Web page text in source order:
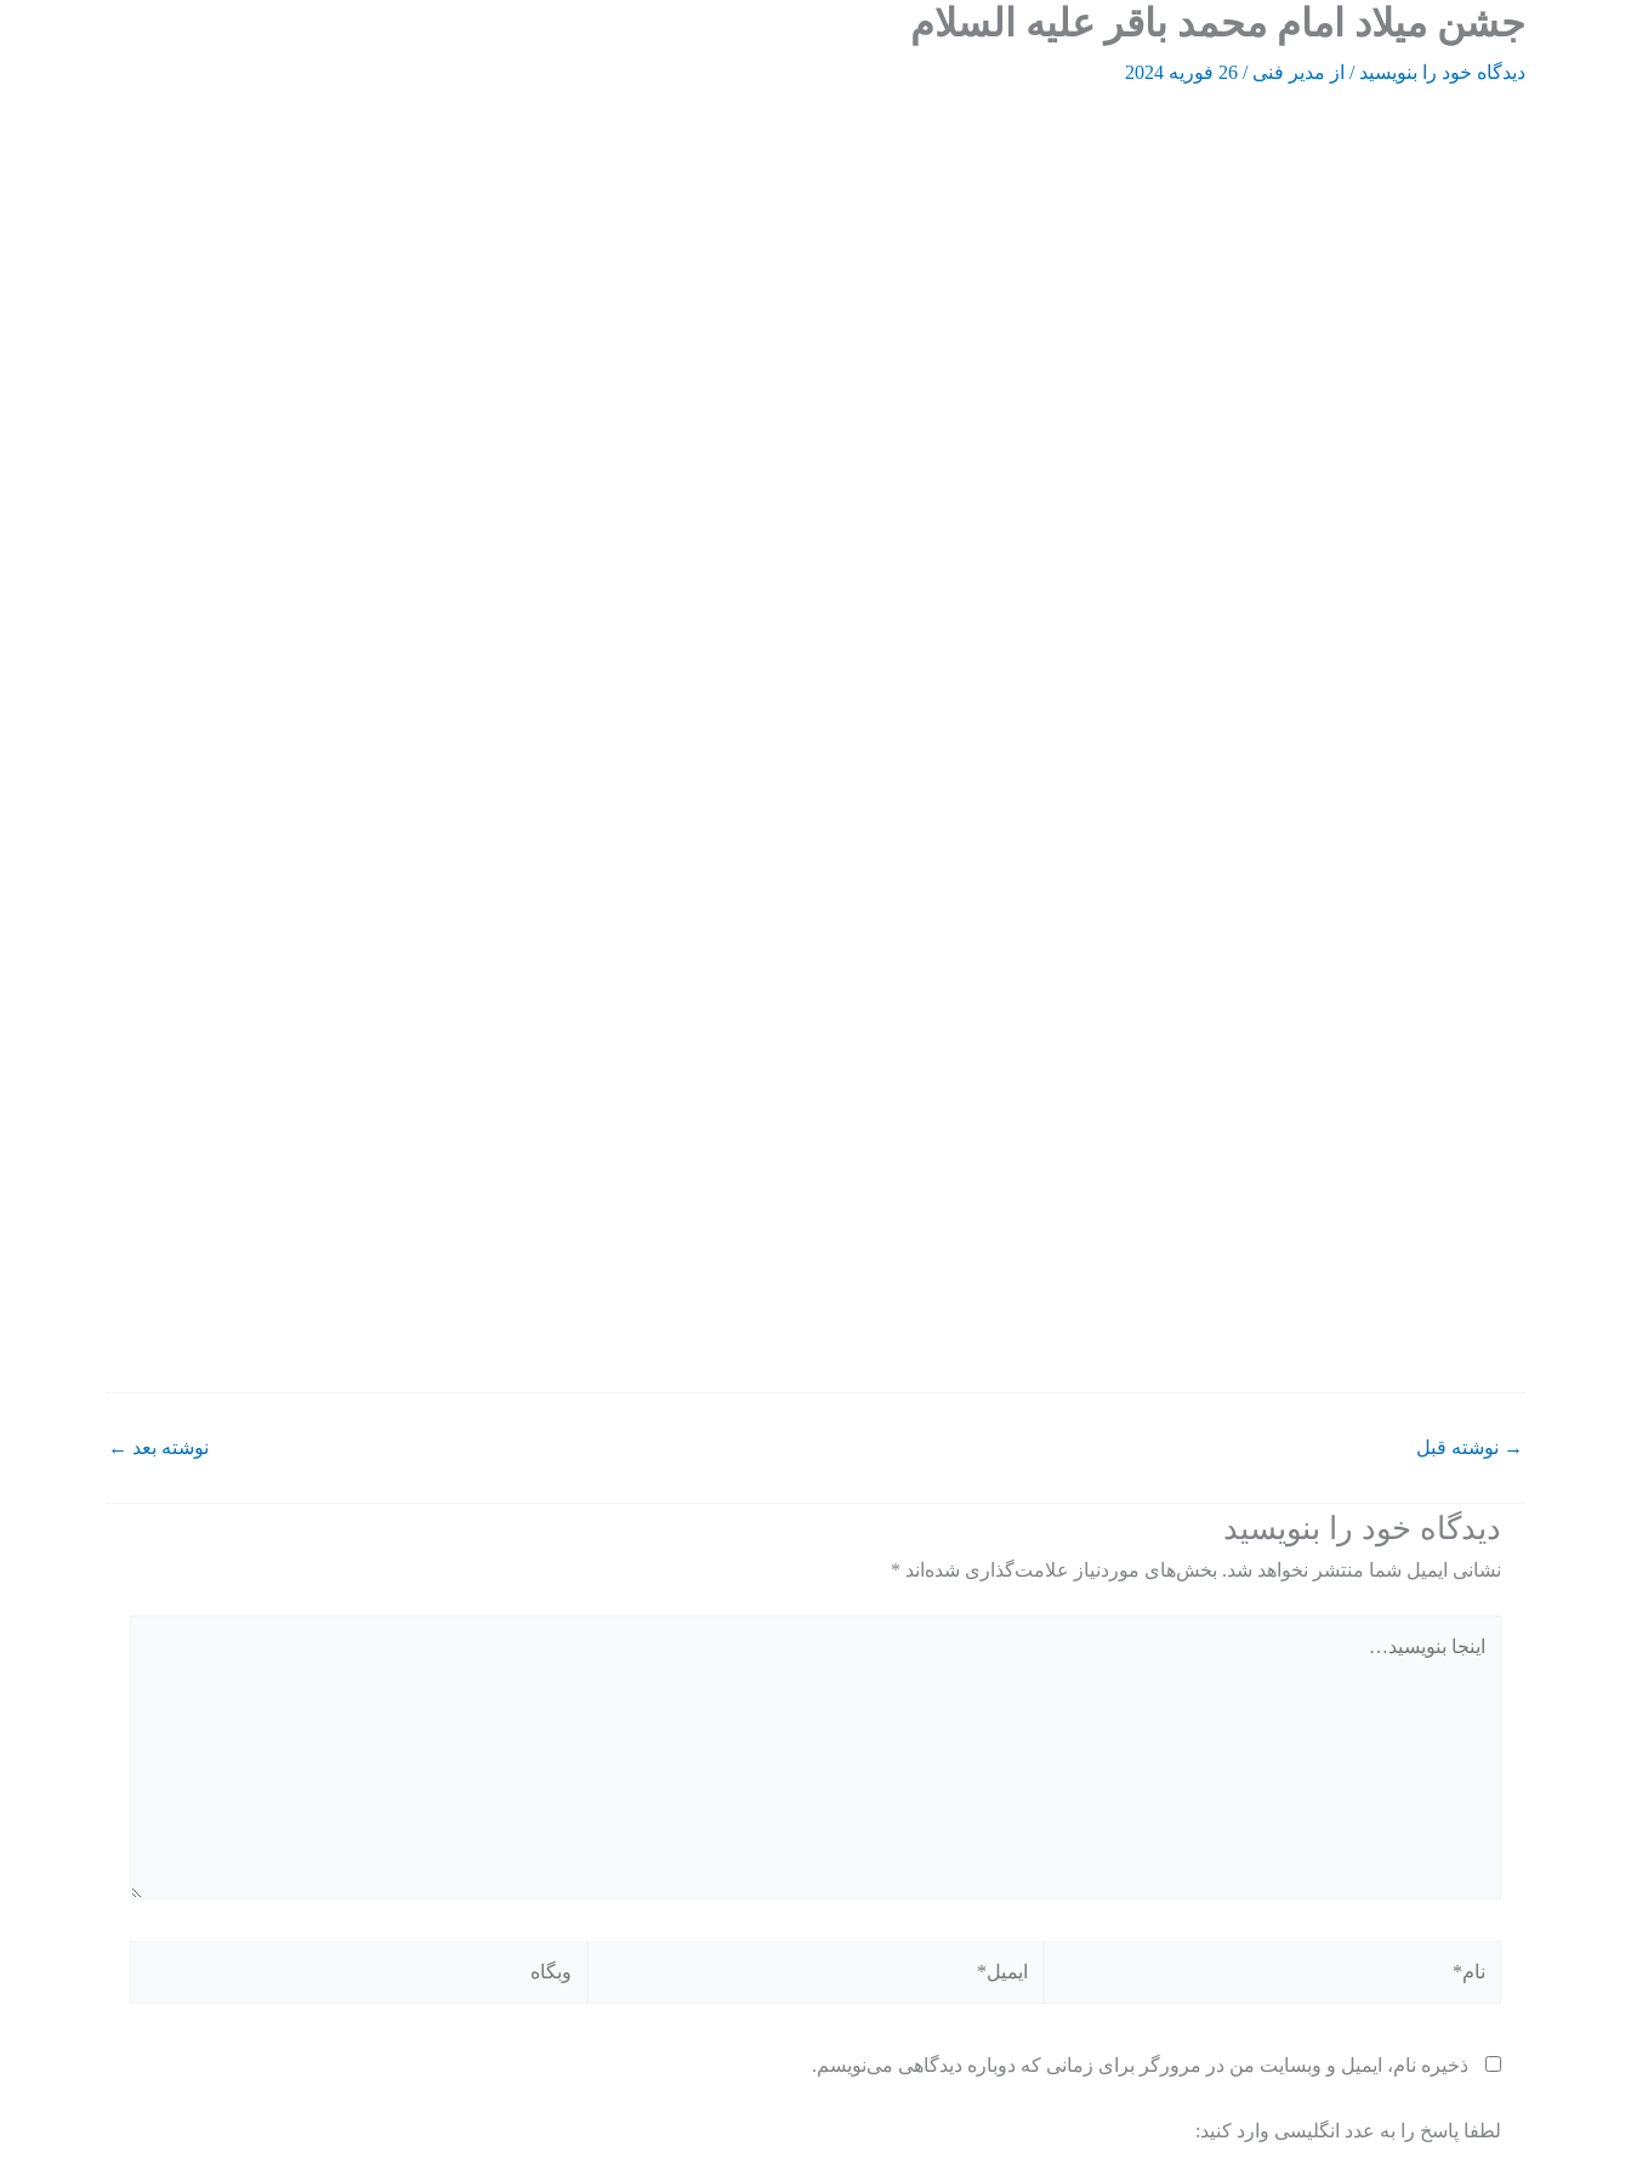
جشن میلاد امام محمد باقر علیه السلام
دیدگاه‌ خود را بنویسید / از مدیر فنی/ 26 فوریه 2024
→ نوشته قبل نوشته بعد ←
دیدگاه‌ خود را بنویسید
نشانی ایمیل شما منتشر نخواهد شد. بخش‌های موردنیاز علامت‌گذاری شده‌اند *
بنویسید…
ذخیره نام، ایمیل و وبسایت من در مرورگر برای زمانی که دوباره دیدگاهی می‌نویسم.
لطفا پاسخ را به عدد انگلیسی وارد کنید: